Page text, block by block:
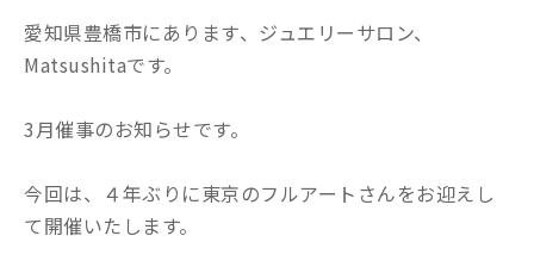
愛知県豊橋市にあります、ジュエリーサロン、
Matsushitaです。
3月催事のお知らせです。
今回は、４年ぶりに東京のフルアートさんをお迎えし
て開催いたします。